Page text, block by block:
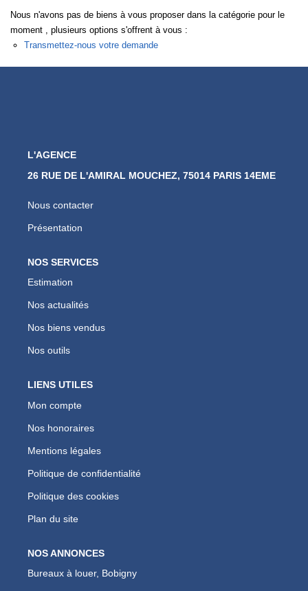
CONTACT
Nous n'avons pas de biens à vous proposer dans la catégorie pour le
moment , plusieurs options s'offrent à vous :
Transmettez-nous votre demande
L'AGENCE
26 RUE DE L'AMIRAL MOUCHEZ, 75014 PARIS 14EME
Nous contacter
Présentation
NOS SERVICES
Estimation
Nos actualités
Nos biens vendus
Nos outils
LIENS UTILES
Mon compte
Nos honoraires
Mentions légales
Politique de confidentialité
Politique des cookies
Plan du site
NOS ANNONCES
Bureaux à louer, Bobigny